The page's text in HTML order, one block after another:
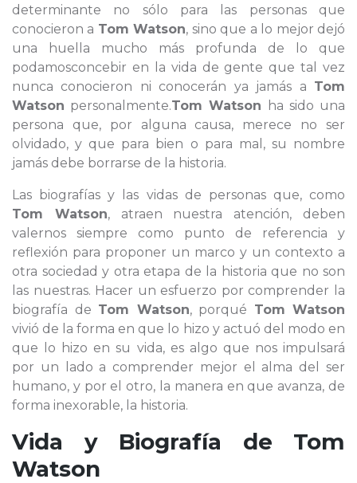
determinante no sólo para las personas que
conocieron a Tom Watson, sino que a lo mejor dejó
una huella mucho más profunda de lo que
podamosconcebir en la vida de gente que tal vez
nunca conocieron ni conocerán ya jamás a Tom
Watson personalmente.Tom Watson ha sido una
persona que, por alguna causa, merece no ser
olvidado, y que para bien o para mal, su nombre
jamás debe borrarse de la historia.
Las biografías y las vidas de personas que, como
Tom Watson, atraen nuestra atención, deben
valernos siempre como punto de referencia y
reflexión para proponer un marco y un contexto a
otra sociedad y otra etapa de la historia que no son
las nuestras. Hacer un esfuerzo por comprender la
biografía de Tom Watson, porqué Tom Watson
vivió de la forma en que lo hizo y actuó del modo en
que lo hizo en su vida, es algo que nos impulsará
por un lado a comprender mejor el alma del ser
humano, y por el otro, la manera en que avanza, de
forma inexorable, la historia.
Vida y Biografía de Tom
Watson